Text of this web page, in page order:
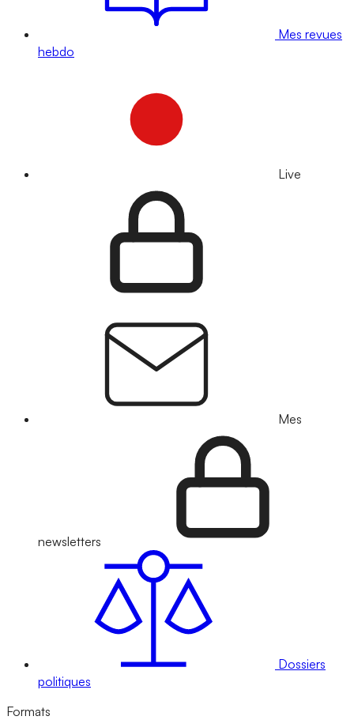
Mes revues
hebdo
Live
Mes
newsletters
Dossiers
politiques
Formats